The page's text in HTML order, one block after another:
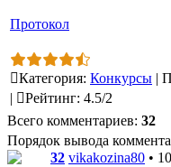
Протокол
Категория: Конкурсы |
|
Рейтинг: 4.5/2
Всего комментариев: 32
Порядок вывода
32 vikakozina80 •